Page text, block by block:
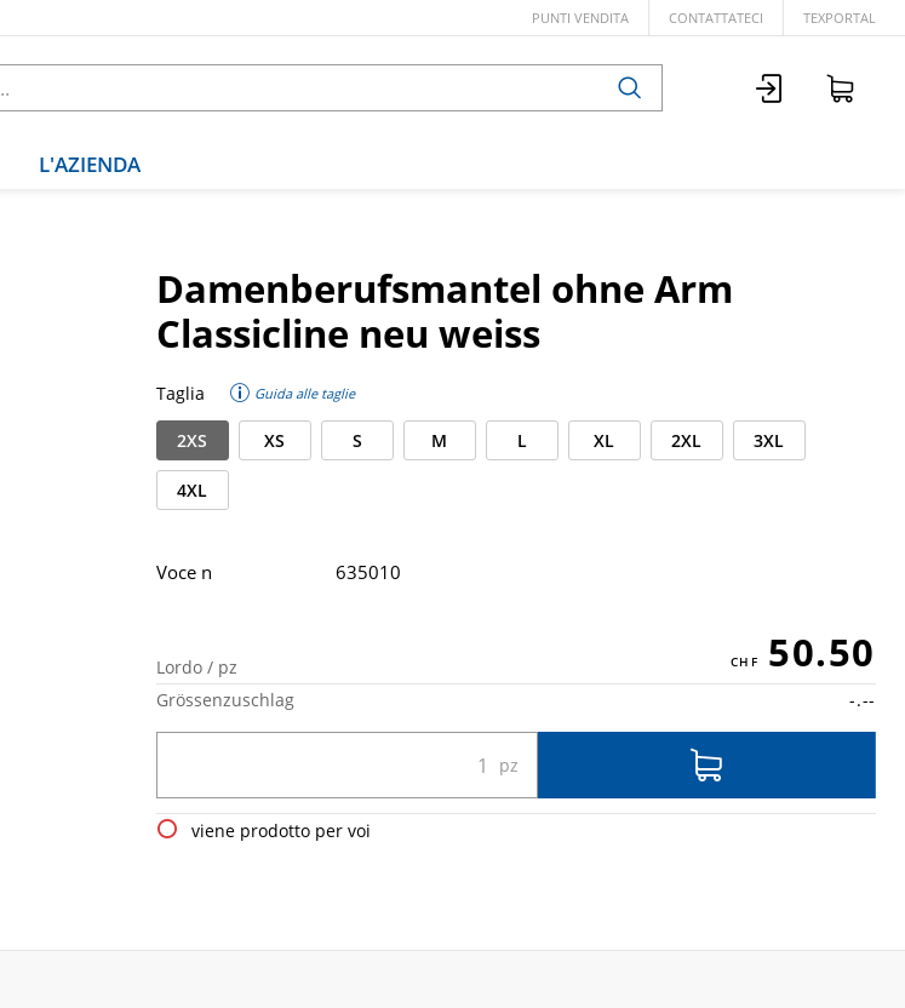
PUNTI VENDITA CONTATTATECI TEXPORTAL
L'AZIENDA
Damenberufsmantel ohne Arm
Classicline neu weiss
Taglia Guida alle taglie
2XS XS S M L XL 2XL 3XL
4XL
Lordo / pz 50.50
Grössenzuschlag -.--
viene prodotto per voi
Voce n 635010